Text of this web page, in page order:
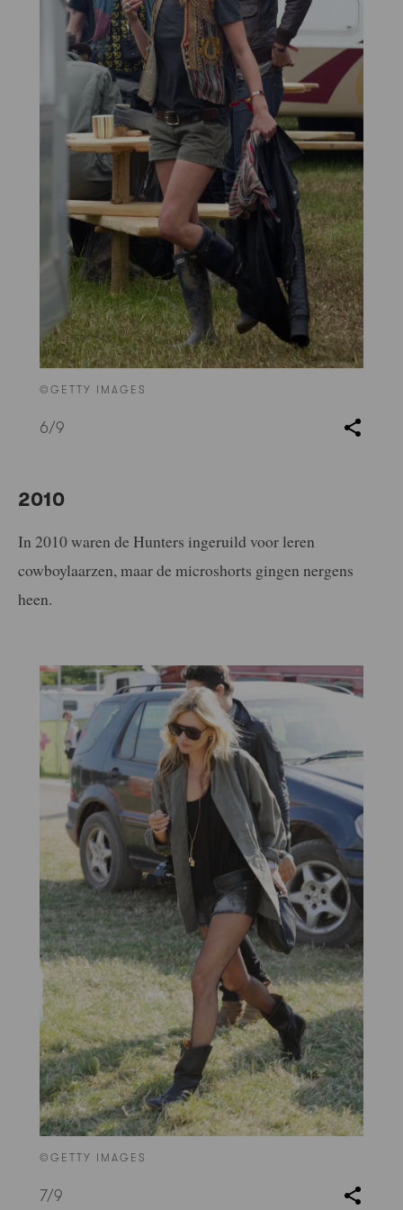
©GETTY IMAGES
6/9
2010
In 2010 waren de Hunters ingeruild voor leren
cowboylaarzen, maar de microshorts gingen nergens
heen.
©GETTY IMAGES
7/9